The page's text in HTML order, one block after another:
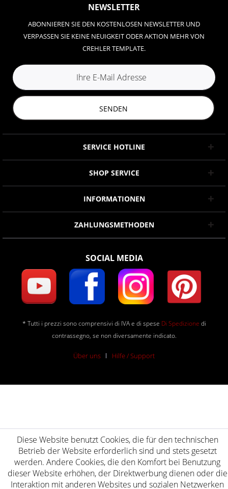
NEWSLETTER
ABONNIEREN SIE DEN KOSTENLOSEN NEWSLETTER UND
VERPASSEN SIE KEINE NEUIGKEIT ODER AKTION MEHR VON
CREHLER TEMPLATE.
SENDEN
SERVICE HOTLINE
SHOP SERVICE
INFORMATIONEN
ZAHLUNGSMETHODEN
SOCIAL MEDIA
* Tutti i prezzi sono comprensivi di IVA e di spese Di Spedizione di
contrassegno, se non diversamente indicato.
Über uns Hilfe / Support
Diese Website benutzt Cookies, die für den technischen
Betrieb der Website erforderlich sind und stets gesetzt
werden. Andere Cookies, die den Komfort bei Benutzung
dieser Website erhöhen, der Direktwerbung dienen oder die
Interaktion mit anderen Websites und sozialen Netzwerken